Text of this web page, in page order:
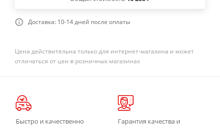
Доставка: 10-14 дней после оплаты
Цена действительна только для интернет-магазина и может
отличаться от цен в розничных магазинах
Быстро и качественно
Гарантия качества и